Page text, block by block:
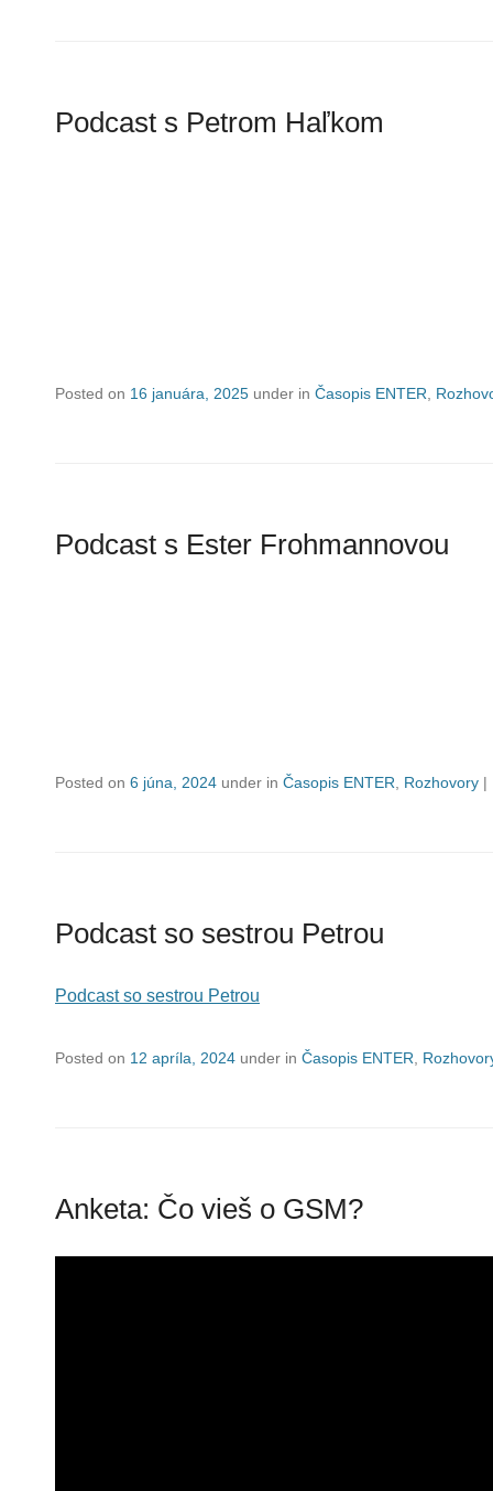
Podcast s Petrom Haľkom
Posted on 16 januára, 2025 under in Časopis ENTER
Podcast s Ester Frohmannovou
Posted on 6 júna, 2024 under in Časopis ENTER Rozhovory |
Podcast so sestrou Petrou
Podcast so sestrou Petrou
Posted on 12 apríla, 2024 under in Časopis ENTER
Anketa: Čo vieš o GSM?